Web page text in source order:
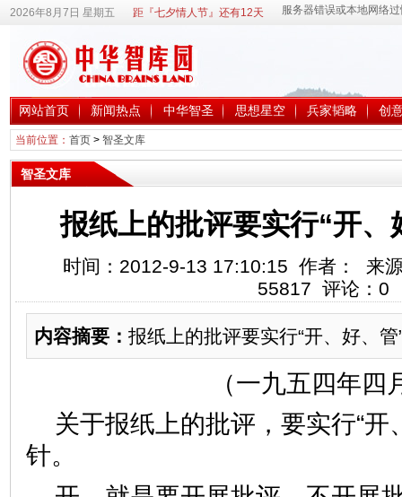
2026年8月7日 星期五 距『七夕情人节』还有12天
网站首页 新闻热点 中华智圣 思想星空 兵家韬略 创
当前位置： 首页> 智圣文库
智圣文库
报纸上的批评要实行“开、
时间：2012-9-13 17:10:15 作者： 来
55817 评论： 0
内容摘要： 报纸上的批评要实行“开、好、管
（一九五四年四
关于报纸上的批评，要实行“开
针。